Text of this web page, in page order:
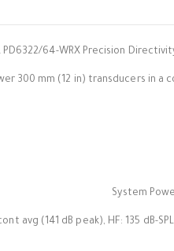
PD6322/64-WRX Precision
300 mm (12 in) transducers in
System
avg (141 dB peak), HF: 135 dB-